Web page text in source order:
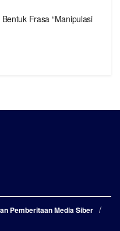
Frasa “Manipulasi
Pemberitaan Media Siber